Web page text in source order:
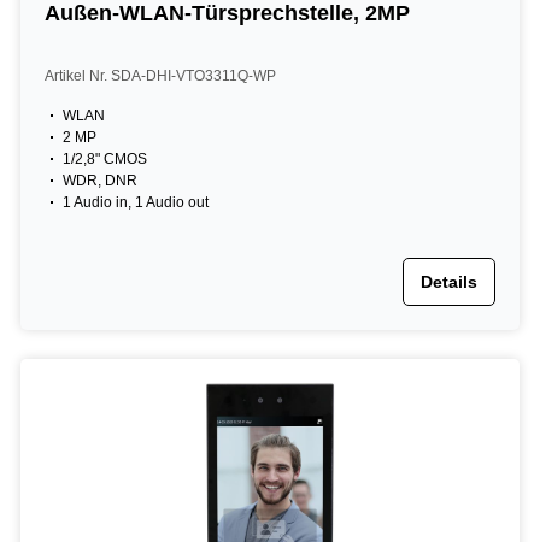
Außen-WLAN-Türsprechstelle, 2MP
Artikel Nr. SDA-DHI-VTO3311Q-WP
WLAN
2 MP
1/2,8" CMOS
WDR, DNR
1 Audio in, 1 Audio out
Details